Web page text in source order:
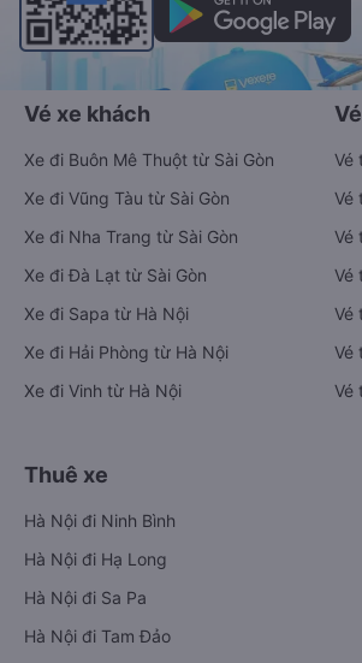
Vé xe khách
Xe đi Buôn Mê Thuột từ Sài Gòn
Xe đi Vũng Tàu từ Sài Gòn
Xe đi Nha Trang từ Sài Gòn
Xe đi Đà Lạt từ Sài Gòn
Xe đi Sapa từ Hà Nội
Xe đi Hải Phòng từ Hà Nội
Xe đi Vinh từ Hà Nội
Vé
Vé
Vé
Vé
Vé
Vé
Vé
Thuê xe
Hà Nội đi Ninh Bình
Hà Nội đi Hạ Long
Hà Nội đi Sa Pa
Hà Nội đi Tam Đảo